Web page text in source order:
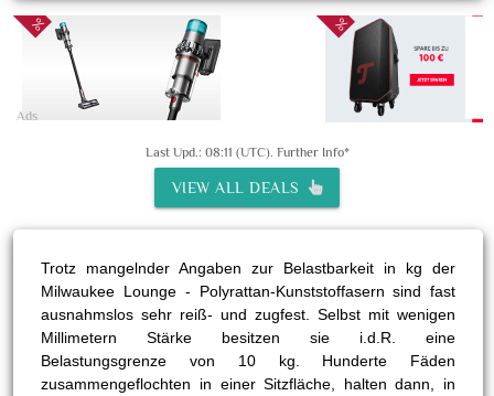
Ads
Last Upd.: 08:11 (UTC). Further Info*
VIEW ALL DEALS
Trotz mangelnder Angaben zur Belastbarkeit in kg der
Milwaukee Lounge - Polyrattan-Kunststoffasern sind fast
ausnahmslos sehr reiß- und zugfest. Selbst mit wenigen
Millimetern Stärke besitzen sie i.d.R. eine
Belastungsgrenze von 10 kg. Hunderte Fäden
zusammengeflochten in einer Sitzfläche, halten dann, in